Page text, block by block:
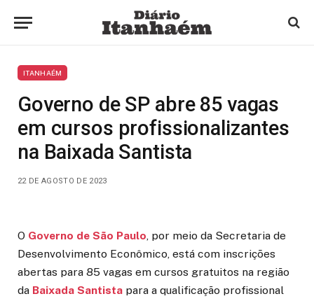
ITANHAÉM
Governo de SP abre 85 vagas
em cursos profissionalizantes
na Baixada Santista
22 DE AGOSTO DE 2023
O Governo de São Paulo, por meio da Secretaria de
Desenvolvimento Econômico, está com inscrições
abertas para 85 vagas em cursos gratuitos na região
da Baixada Santista para a qualificação profissional